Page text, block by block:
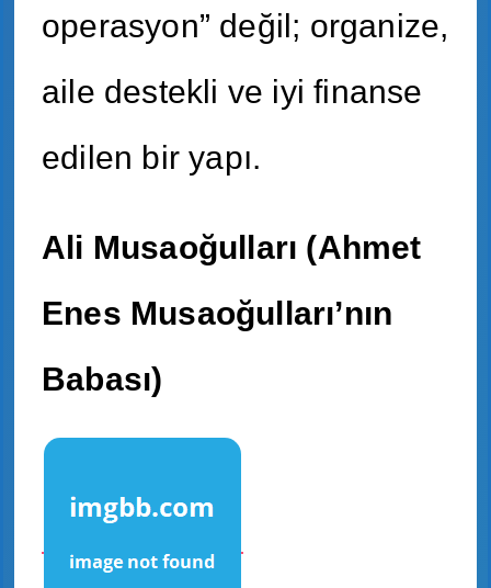
operasyon” değil; organize,
aile destekli ve iyi finanse
edilen bir yapı.
Ali Musaoğulları (Ahmet
Enes Musaoğulları’nın
Babası)